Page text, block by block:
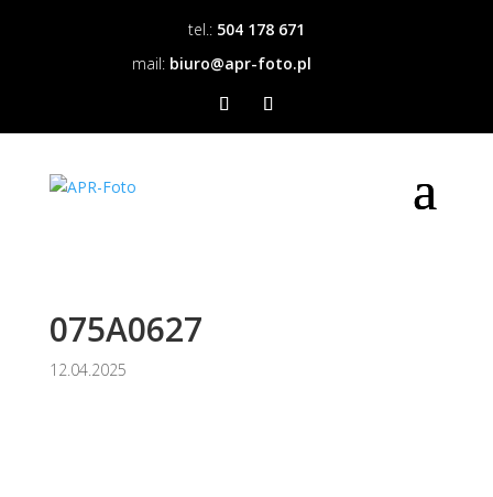
tel.: 504 178 671
mail: biuro@apr-foto.pl
075A0627
12.04.2025